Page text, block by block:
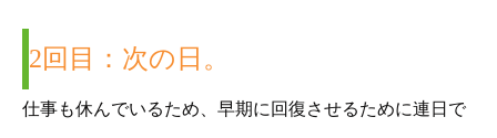
2回目：次の日。
仕事も休んでいるため、早期に回復させるために連日で